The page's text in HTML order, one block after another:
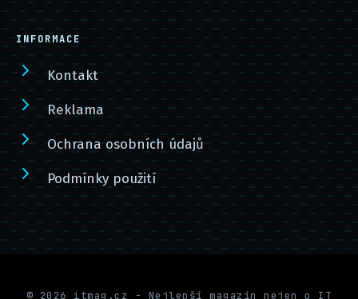
INFORMACE
Kontakt
Reklama
Ochrana osobních údajů
Podmínky použití
© 2026 itmag.cz - Nejlepší magazín nejen o IT